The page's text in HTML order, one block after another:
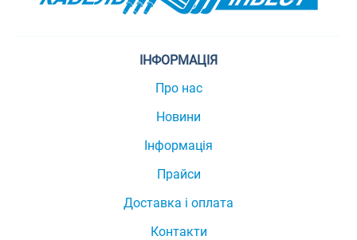
ІНФОРМАЦІЯ
Про нас
Новини
Інформація
Прайси
Доставка і оплата
Контакти